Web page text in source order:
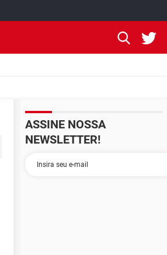
ASSINE NOSSA
NEWSLETTER!